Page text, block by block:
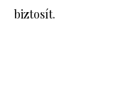
biztosít.